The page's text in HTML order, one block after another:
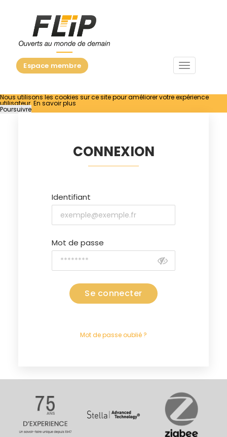
Nous utilisons les cookies sur ce site pour améliorer votre expérience
utilisateur. En savoir plus
Poursuivre
CONNEXION
Identifiant
Mot de passe
Se connecter
Mot de passe oublié ?
Menu
Espace membre